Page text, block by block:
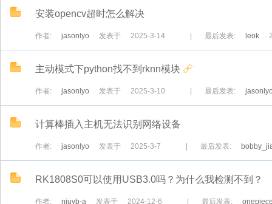
安装opencv超时怎么解决
作者: jasonlyo 发表于 2025-3-14 最后发表: leok
主动模式下python找不到rknn模块
作者: jasonlyo 发表于 2025-3-10 最后发表:
计算棒插入主机无法识别网络设备
作者: jasonlyo 发表于 2025-3-7 最后发表:
RK1808S0可以使用USB3.0吗？为什么我检测不到？
作者: niuyb-a 发表于 2024-12-6 最后发表: